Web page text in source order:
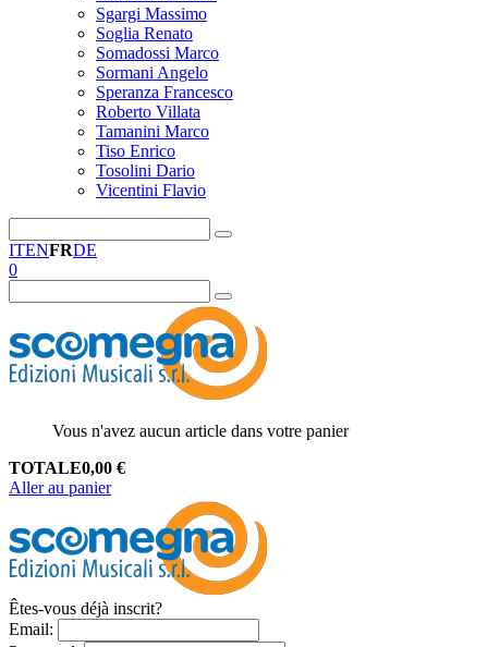
Sgargi Massimo
Soglia Renato
Somadossi Marco
Sormani Angelo
Speranza Francesco
Roberto Villata
Tamanini Marco
Tiso Enrico
Tosolini Dario
Vicentini Flavio
ITENFRDE
0
Vous n'avez aucun article dans votre panier
TOTALE0,00 €
Aller au panier
Êtes-vous déjà inscrit?
Email: